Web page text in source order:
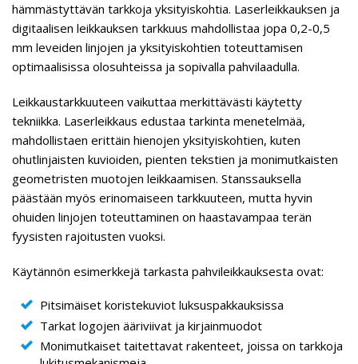
hämmästyttävän tarkkoja yksityiskohtia. Laserleikkauksen ja
digitaalisen leikkauksen tarkkuus mahdollistaa jopa 0,2-0,5
mm leveiden linjojen ja yksityiskohtien toteuttamisen
optimaalisissa olosuhteissa ja sopivalla pahvilaadulla.
Leikkaustarkkuuteen vaikuttaa merkittävästi käytetty
tekniikka. Laserleikkaus edustaa tarkinta menetelmää,
mahdollistaen erittäin hienojen yksityiskohtien, kuten
ohutlinjaisten kuvioiden, pienten tekstien ja monimutkaisten
geometristen muotojen leikkaamisen. Stanssauksella
päästään myös erinomaiseen tarkkuuteen, mutta hyvin
ohuiden linjojen toteuttaminen on haastavampaa terän
fyysisten rajoitusten vuoksi.
Käytännön esimerkkejä tarkasta pahvileikkauksesta ovat:
Pitsimäiset koristekuviot luksuspakkauksissa
Tarkat logojen ääriviivat ja kirjainmuodot
Monimutkaiset taitettavat rakenteet, joissa on tarkkoja